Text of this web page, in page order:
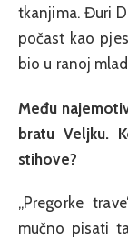
tkanjima. Đuri
počast kao
bio u ranoj
Među
bratu Veljku.
stihove?
„Pregorke
mučno pisati